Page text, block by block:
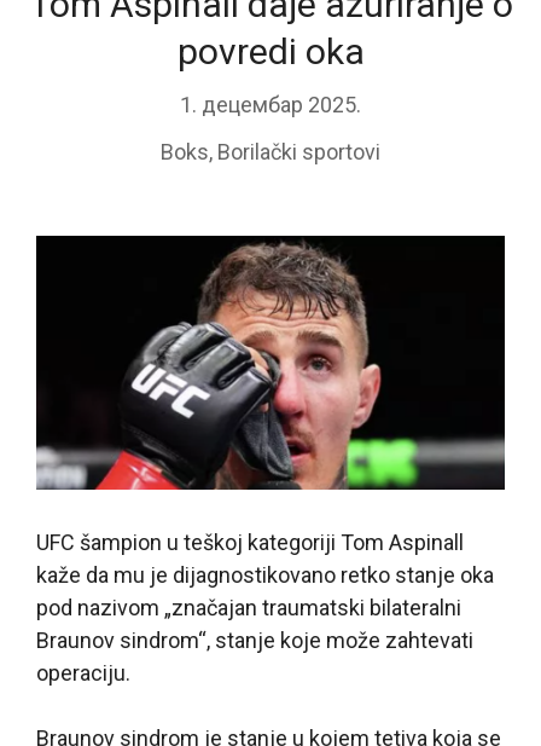
povredi oka
1. децембар 2025.
Boks, Borilački sportovi
UFC šampion u teškoj kategoriji Tom Aspinall
kaže da mu je dijagnostikovano retko stanje oka
pod nazivom „značajan traumatski bilateralni
Braunov sindrom“, stanje koje može zahtevati
operaciju.
Braunov sindrom je stanje u kojem tetiva koja se